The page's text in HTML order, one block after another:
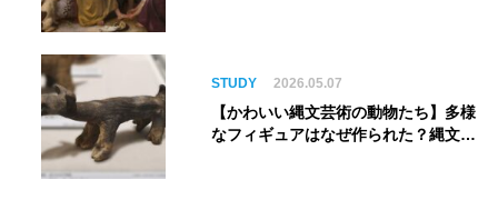
STUDY 2026.05.07
【かわいい縄文芸術の動物たち】多様
なフィギュアはなぜ作られた？縄文人